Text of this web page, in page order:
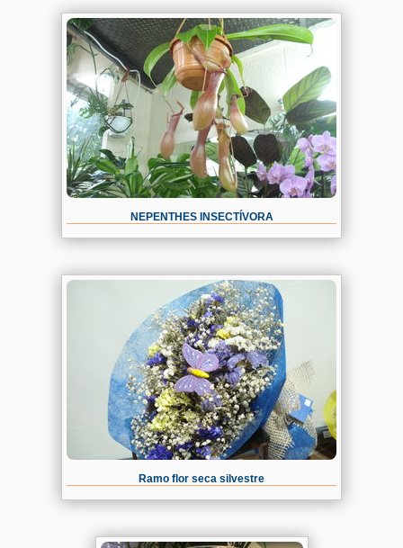
NEPENTHES INSECTÍVORA
Ramo flor seca silvestre